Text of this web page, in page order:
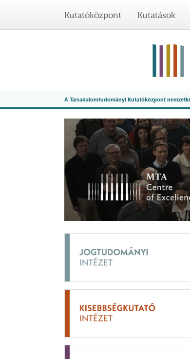
Kutatóközpont Kutatások
A Társadalomtudományi Kutatóközpont